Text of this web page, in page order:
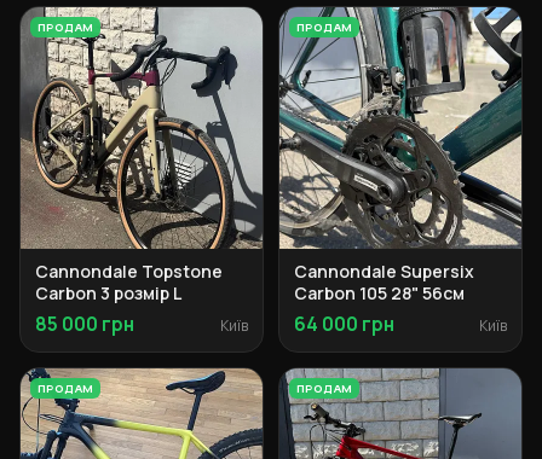
ПРОДАМ
Cannondale Topstone
Carbon 3 розмір L
85 000 грн Київ
ПРОДАМ
Cannondale Supersix
Carbon 105 28" 56см
64 000 грн Київ
ПРОДАМ ПРОДАМ